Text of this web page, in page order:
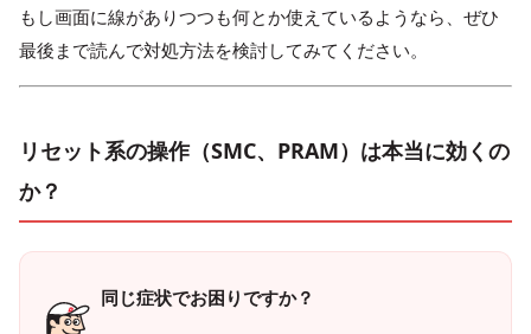
もし画面に線がありつつも何とか使えているようなら、ぜひ
最後まで読んで対処方法を検討してみてください。
リセット系の操作（SMC、PRAM）は本当に効くの
か？
同じ症状でお困りですか？